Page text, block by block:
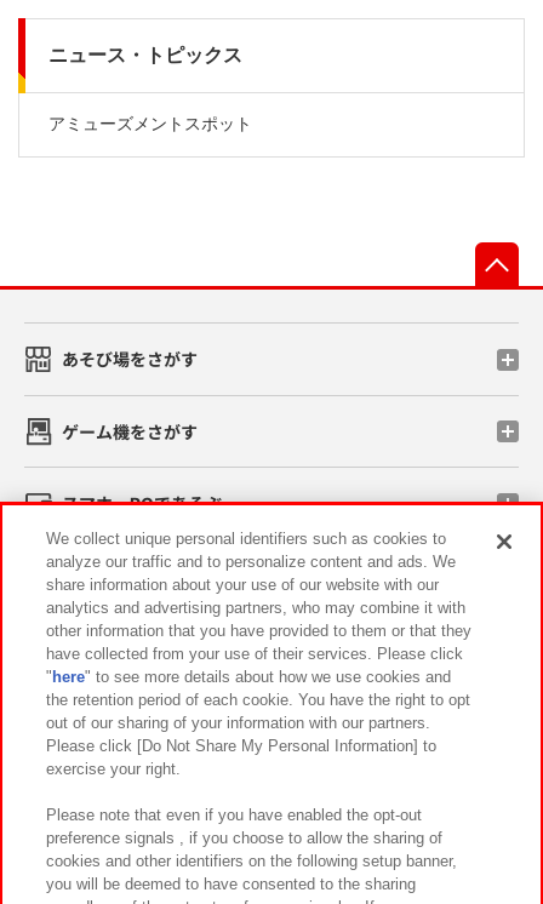
ニュース・トピックス
アミューズメントスポット
あそび場をさがす
ゲーム機をさがす
スマホ・PCであそぶ
イベント・キャンペーン
関連会社 サステナビリティ サイトポリシー
プライバシーポリシー ウェブアクセシビリティ方針と検証結果
お取引先さまとともに
カスタマーハラスメント対応方針 よくあるご質問・お問い合わせ
We collect unique personal identifiers such as cookies to
analyze our traffic and to personalize content and ads. We
share information about your use of our website with our
analytics and advertising partners, who may combine it with
other information that you have provided to them or that they
have collected from your use of their services. Please click
" here" to see more details about how we use cookies and
the retention period of each cookie. You have the right to opt
out of our sharing of your information with our partners.
Please click [Do Not Share My Personal Information] to
exercise your right.
Please note that even if you have enabled the opt-out
preference signals , if you choose to allow the sharing of
cookies and other identifiers on the following setup banner,
you will be deemed to have consented to the sharing